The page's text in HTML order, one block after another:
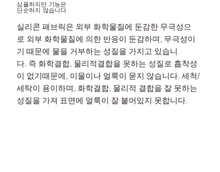
심플하지만 기능은 ​
단순하지 않습니다
실리콘 패브릭은 외부 화학물질에 둔감한 무극성으
로 외부 화학물질에 의한 반응이 둔감하며, 무극성이
기 때문에 물을 거부하는 성질을 가지고 있습니
다. 즉 화학결합, 물리적결합을 못하는 성질로 흡착성
이 없기때문에, 이물이나 얼룩이 묻지 않습니다. 세척/
세탁이 용이하며, 화학결합, 물리적 결합을 잘 못하는
성질을 가져 표면에 얼룩이 잘 붙어있지 못합니다.